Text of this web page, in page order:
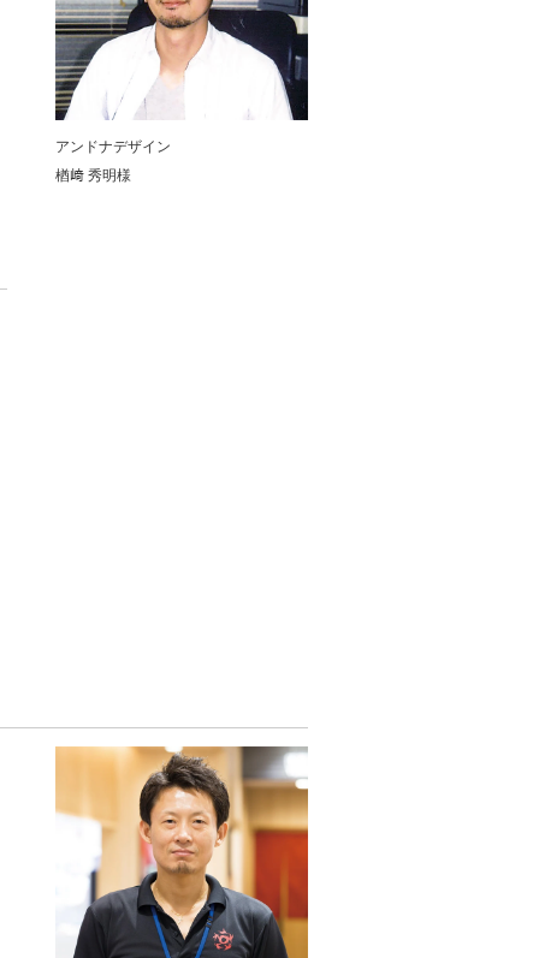
アンドナデザイン
楢﨑 秀明様